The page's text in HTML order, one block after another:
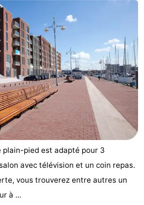
pied est adapté pour 3
avec télévision et un coin repas.
vous trouverez entre autres un
à ...